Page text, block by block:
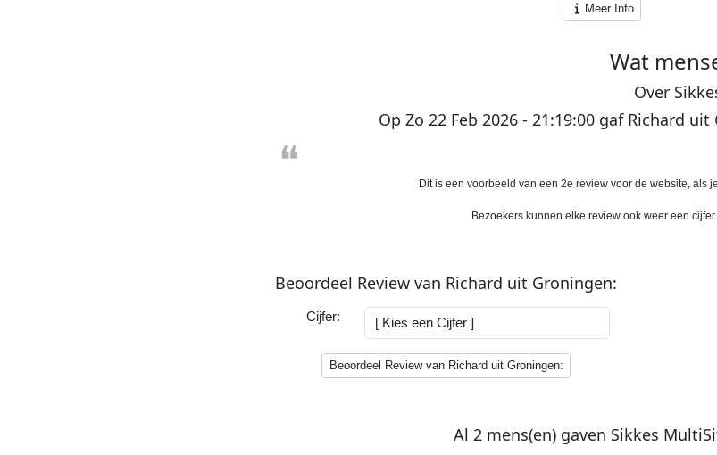
Meer Info
Wat
Over S
Op Zo 22 Feb 2026 - 21:19:00gaf Richard uit
❝
Dit is een voorbeeld van een 2e review voor de website,
Bezoekers kunnen elke review ook weer een
Beoordeel Review van Richard uit Groningen:
Cijfer:
Beoordeel Review van Richard uit Groningen:
Al 2mens(en) gaven Sikkes MultiS